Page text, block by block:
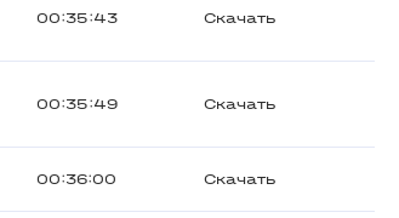
00:35:43 Скачать
00:35:49 Скачать
00:36:00 Скачать